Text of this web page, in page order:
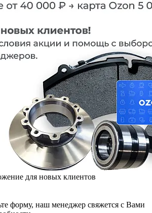
для новых клиентов
форму, наш менеджер свяжется с Вами